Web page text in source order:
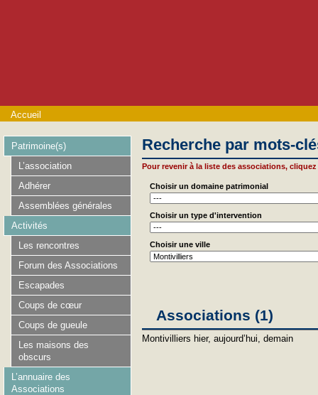
Accueil
Recherche par mots-
Pour revenir à la liste des associations,
Choisir un domaine patrimonial
Choisir un type d'intervention
Choisir une ville
Associations (1)
Montivilliers hier, aujourd’hui, demain
Patrimoine(s)
L’association
Adhérer
Assemblées générales
Activités
Les rencontres
Forum des Associations
Escapades
Coups de cœur
Coups de gueule
Les maisons des
obscurs
L’annuaire des
Associations